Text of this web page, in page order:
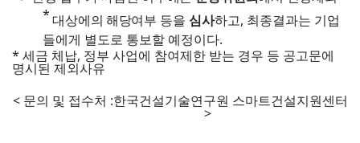
*대상에의 해당여부 등을 심사하고, 최종결과는 기업
들에게 별도로 통보할 예정이다.
* 세금 체납, 정부 사업에 참여제한 받는 경우 등 공고문에
명시된 제외사유
< 문의 및 접수처 :한국건설기술연구원 스마트건설지원센터
>